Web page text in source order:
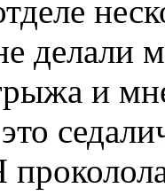
делали
и